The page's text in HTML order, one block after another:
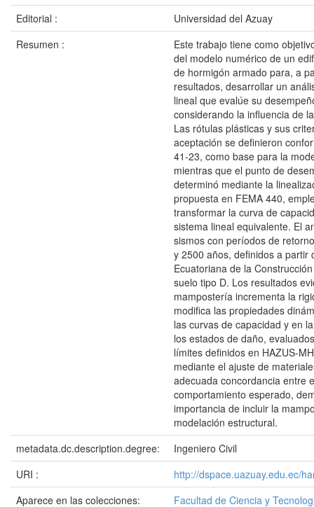
Editorial :
Universidad del Azuay
Resumen :
Este trabajo tiene como
del modelo numérico de un
de hormigón armado para, a
resultados, desarrollar un
lineal que evalúe su
considerando la influencia de
Las rótulas plásticas y sus
aceptación se definieron
41-23, como base para la
mientras que el punto de
determinó mediante la
propuesta en FEMA 440,
transformar la curva de
sistema lineal equivalente. El
sismos con períodos de
y 2500 años, definidos a partir
Ecuatoriana de la
suelo tipo D. Los resultados
mampostería incrementa la
modifica las propiedades
las curvas de capacidad y en
los estados de daño,
límites definidos en HAZUS-
mediante el ajuste de
adecuada concordancia entre
comportamiento esperado,
importancia de incluir la
modelación estructural.
metadata.dc.description.degree:
Ingeniero Civil
URI :
http://dspace.uazuay.edu.ec/
Aparece en las colecciones:
Facultad de Ciencia y